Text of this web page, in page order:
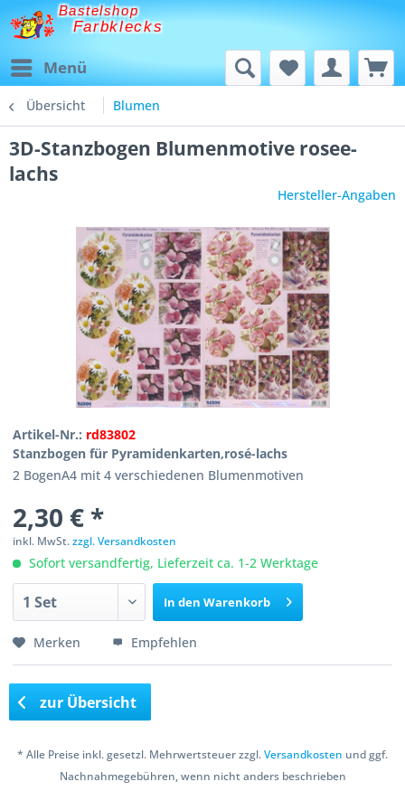
Bastelshop
Farbklecks
Menü
Übersicht Blumen
3D-Stanzbogen Blumenmotive rosee-
lachs
Hersteller-Angaben
Artikel-Nr.: rd83802
Stanzbogen für Pyramidenkarten,rosé-lachs
2 BogenA4 mit 4 verschiedenen Blumenmotiven
2,30 € *
inkl. MwSt.zzgl. Versandkosten
Sofort versandfertig, Lieferzeit ca. 1-2 Werktage
In den Warenkorb
Merken Empfehlen
zur Übersicht
* Alle Preise inkl. gesetzl. Mehrwertsteuer zzgl.Versandkosten und ggf.
Nachnahmegebühren, wenn nicht anders beschrieben